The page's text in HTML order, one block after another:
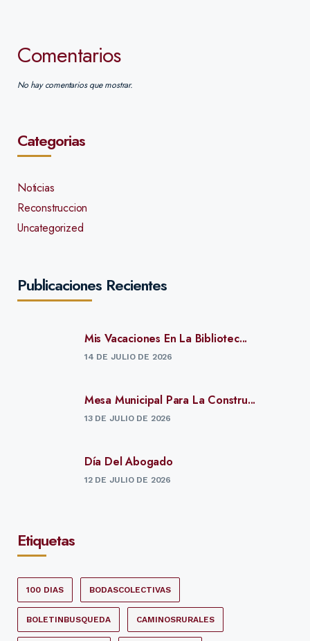
Comentarios
No hay comentarios que mostrar.
Categorias
Noticias
Reconstruccion
Uncategorized
Publicaciones Recientes
Mis Vacaciones En La Bibliotec...
14 DE JULIO DE 2026
Mesa Municipal Para La Constru...
13 DE JULIO DE 2026
Día Del Abogado
12 DE JULIO DE 2026
Etiquetas
100 DIAS BODASCOLECTIVAS
BOLETINBUSQUEDA CAMINOSRURALES